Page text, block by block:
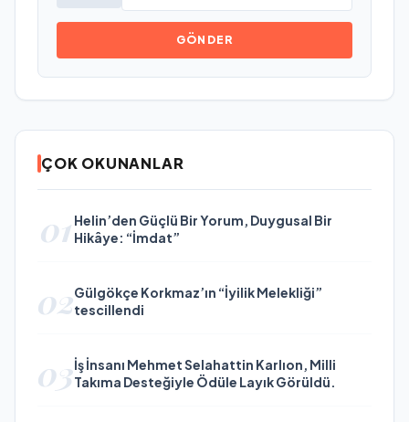
GÖNDER
ÇOK OKUNANLAR
01 Helin’den Güçlü Bir Yorum, Duygusal Bir
Hikâye: “İmdat”
02Gülgökçe Korkmaz’ın “İyilik Melekliği”
tescillendi
03İş İnsanı Mehmet Selahattin Karlıon, Milli
Takıma Desteğiyle Ödüle Layık Görüldü.